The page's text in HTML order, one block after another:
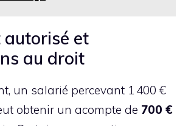
et
au droit
un salarié percevant 1 400 €
obtenir un acompte de 700 €